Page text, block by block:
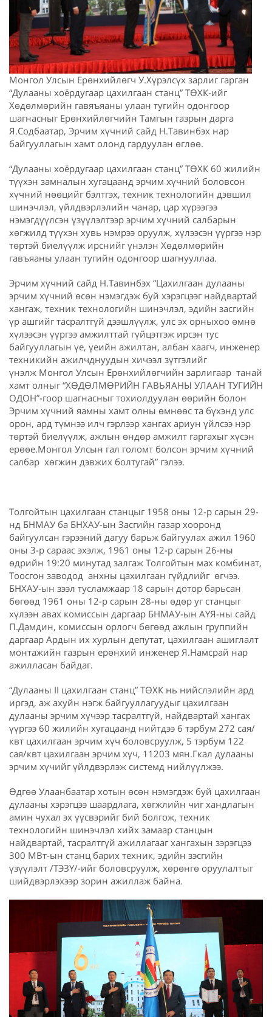
Монгол Улсын Ерөнхийлөгч У.Хүрэлсүх зарлиг гарган
“Дулааны хоёрдугаар цахилгаан станц” ТӨХК-ийг
Хөдөлмөрийн гавяъяаны улаан тугийн одонгоор
шагнасныг Ерөнхийлөгчийн Тамгын газрын дарга
Я.Содбаатар, Эрчим хүчний сайд Н.Тавинбэх нар
байгууллагын хамт олонд гардуулан өглөө.
“Дулааны хоёрдугаар цахилгаан станц” ТӨХК 60 жилийн
түүхэн замналын хугацаанд эрчим хүчний боловсон
хүчний нөөцийг бэлтгэх, техник технологийн дэвшил
шинэчлэл, үйлдвэрлэлийн чанар, цар хүрээгээ
нэмэгдүүлсэн үзүүлэлтээр эрчим хүчний салбарын
хөгжилд түүхэн хувь нэмрээ оруулж, хүлээсэн үүргээ нэр
төртэй биелүүлж ирснийг үнэлэн Хөдөлмөрийн
гавъяаны улаан тугийн одонгоор шагнууллаа.
Эрчим хүчний сайд Н.Тавинбэх “Цахилгаан дулааны
эрчим хүчний өсөн нэмэгдэж буй хэрэгцээг найдвартай
хангаж, техник технологийн шинэчлэл, эдийн засгийн
үр ашгийг тасралтгүй дээшлүүлж, улс эх орныхоо өмнө
хүлээсэн үүргээ амжилттай гүйцэтгэж ирсэн тус
байгууллагын үе, үеийн ажилтан, албан хаагч, инженер
техникийн ажилчднуудын хичээл зүтгэлийг
үнэлж Монгол Улсын Ерөнхийлөгчийн зарлигаар танай
хамт олныг “ХӨДӨЛМӨРИЙН ГАВЬЯАНЫ УЛААН ТУГИЙН
ОДОН”-гоор шагнасныг тохиолдуулан өөрийн болон
Эрчим хүчний яамны хамт олны өмнөөс та бүхэнд улс
орон, ард түмнээ илч гэрлээр хангах ариун үйлсээ нэр
төртэй биелүүлж, ажлын өндөр амжилт гаргахыг хүсэн
ерөөе.Монгол Улсын гал голомт болсон эрчим хүчний
салбар хөгжин дэвжих болтугай” гэлээ.
Толгойтын цахилгаан станцыг 1958 оны 12-р сарын 29-
нд БНМАУ ба БНХАУ-ын Засгийн газар хооронд
байгуулсан гэрээний дагуу барьж байгуулах ажил 1960
оны 3-р сараас эхэлж, 1961 оны 12-р сарын 26-ны
өдрийн 19:20 минутад залгаж Толгойтын мах комбинат,
Тоосгон заводод анхны цахилгаан гүйдлийг өгчээ.
БНХАУ-ын зээл тусламжаар 18 сарын дотор барьсан
бөгөөд 1961 оны 12-р сарын 28-ны өдөр уг станцыг
хүлээн авах комиссын даргаар БНМАУ-ын АҮЯ-ны сайд
П.Дамдин, комиссын орлогч бөгөөд ажлын группийн
даргаар Ардын их хурлын депутат, цахилгаан ашиглалт
монтажийн газрын ерөнхий инженер Я.Намсрай нар
ажилласан байдаг.
“Дулааны II цахилгаан станц” ТӨХК нь нийслэлийн ард
иргэд, аж ахуйн нэгж байгууллагуудыг цахилгаан
дулааны эрчим хүчээр тасралтгүй, найдвартай хангах
үүргээ 60 жилийн хугацаанд нийтдээ 6 тэрбум 272 сая/
квт цахилгаан эрчим хүч боловсруулж, 5 тэрбум 122
сая/квт цахилгаан эрчим хүч, 11203 мян.Гкал дулааны
эрчим хүчийг үйлдвэрлэж системд нийлүүлжээ.
Өдгөө Улаанбаатар хотын өсөн нэмэгдэж буй цахилгаан
дулааны хэрэгцээ шаардлага, хөгжлийн чиг хандлагын
амин чухал эх үүсвэрийг бий болгож, техник
технологийн шинэчлэл хийх замаар станцын
найдвартай, тасралтгүй ажиллагааг хангахын зэрэгцээ
300 МВт-ын станц барих техник, эдийн зэсгийн
үзүүлэлт /ТЭЗҮ/-ийг боловсруулж, хөрөнгө оруулалтыг
шийдвэрлэхээр зорин ажиллаж байна.